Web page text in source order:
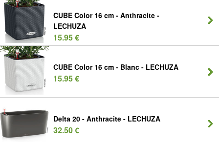
CUBE Color 16 cm - Anthracite -
LECHUZA
15.95 €
CUBE Color 16 cm - Blanc - LECHUZA
15.95 €
Delta 20 - Anthracite - LECHUZA
32.50 €